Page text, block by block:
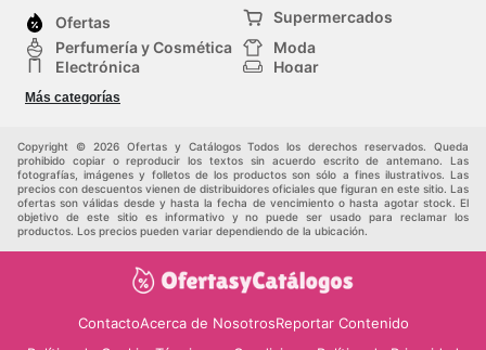
Ofertas
Supermercados
Perfumería y Cosmética
Moda
Electrónica
Hogar
Deporte
Juguetes y bebés
Más categorías
Copyright © 2026 Ofertas y Catálogos Todos los derechos reservados. Queda
prohibido copiar o reproducir los textos sin acuerdo escrito de antemano. Las
fotografías, imágenes y folletos de los productos son sólo a fines ilustrativos. Las
precios con descuentos vienen de distribuidores oficiales que figuran en este sitio. Las
ofertas son válidas desde y hasta la fecha de vencimiento o hasta agotar stock. El
objetivo de este sitio es informativo y no puede ser usado para reclamar los
productos. Los precios pueden variar dependiendo de la ubicación.
ContactoAcerca de NosotrosReportar Contenido